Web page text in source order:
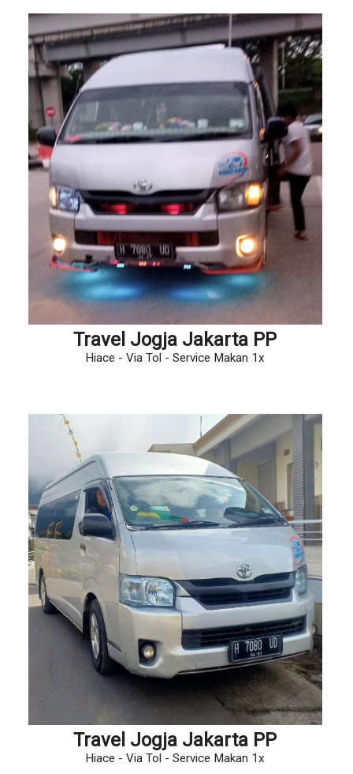
Travel Jogja Jakarta PP
Hiace - Via Tol - Service Makan 1x
Travel Jogja Jakarta PP
Hiace - Via Tol - Service Makan 1x